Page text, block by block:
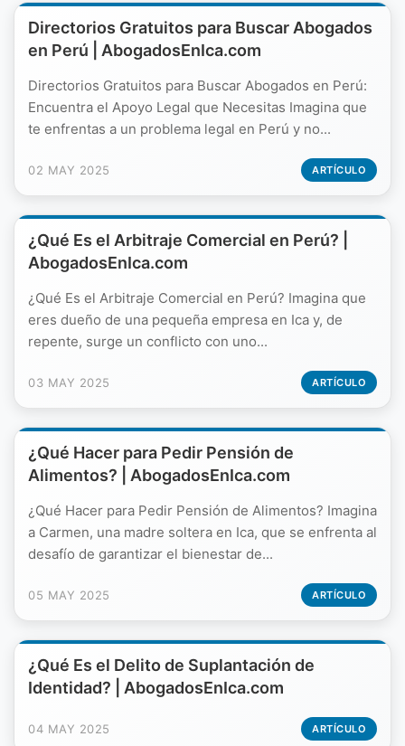
Directorios Gratuitos para Buscar Abogados
en Perú | AbogadosEnIca.com
Directorios Gratuitos para Buscar Abogados en Perú:
Encuentra el Apoyo Legal que Necesitas Imagina que
te enfrentas a un problema legal en Perú y no...
02 MAY 2025 ARTÍCULO
¿Qué Es el Arbitraje Comercial en Perú? |
AbogadosEnIca.com
¿Qué Es el Arbitraje Comercial en Perú? Imagina que
eres dueño de una pequeña empresa en Ica y, de
repente, surge un conflicto con uno...
03 MAY 2025 ARTÍCULO
¿Qué Hacer para Pedir Pensión de
Alimentos? | AbogadosEnIca.com
¿Qué Hacer para Pedir Pensión de Alimentos? Imagina
a Carmen, una madre soltera en Ica, que se enfrenta al
desafío de garantizar el bienestar de...
05 MAY 2025 ARTÍCULO
¿Qué Es el Delito de Suplantación de
Identidad? | AbogadosEnIca.com
04 MAY 2025 ARTÍCULO